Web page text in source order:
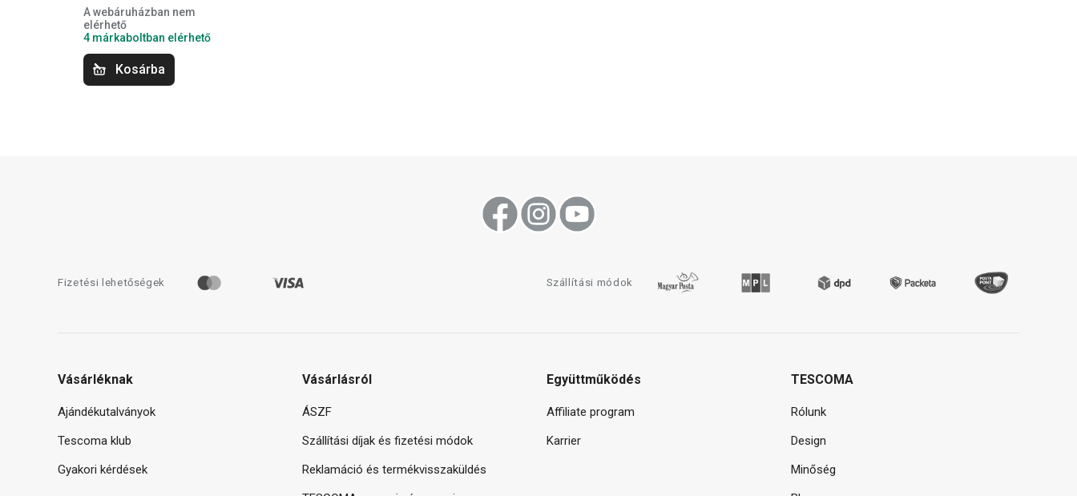
A webáruházban nem
elérhető
4 márkaboltban elérhető
Kosárba
Fizetési lehetőségek Szállítási módok
Vásárléknak
Ajándékutalványok
Tescoma klub
Gyakori kérdések
Vásárlásról
ÁSZF
Szállítási díjak és fizetési módok
Reklamáció és termékvisszaküldés
Együttműködés
Affiliate program
Karrier
TESCOMA
Rólunk
Design
Minőség